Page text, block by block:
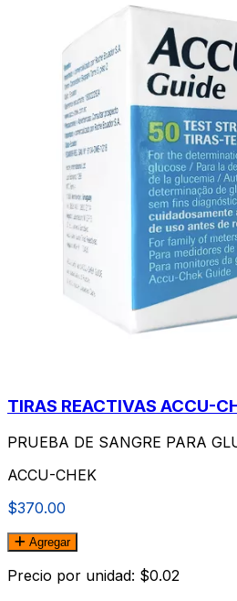
TIRAS REACTIVAS ACCU-
PRUEBA DE SANGRE PARA
ACCU-CHEK
$370.00
Agregar
Precio por unidad: $0.02